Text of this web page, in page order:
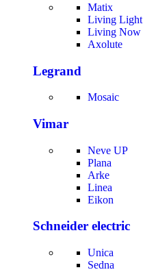
Matix
Living Light
Living Now
Axolute
Legrand
Mosaic
Vimar
Neve UP
Plana
Arke
Linea
Eikon
Schneider electric
Unica
Sedna